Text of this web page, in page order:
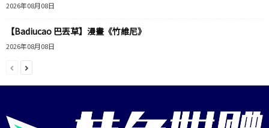
2026年08月08日
【Badiucao 巴丟草】漫畫《竹維尼》
2026年08月08日